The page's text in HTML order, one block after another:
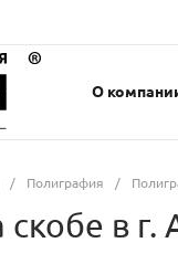
О
/ Полиграфия /
в г.